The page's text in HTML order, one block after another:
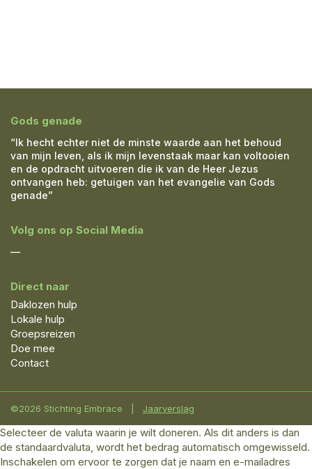
Gods genade
“Ik hecht echter niet de minste waarde aan het behoud
van mijn leven, als ik mijn levenstaak maar kan voltooien
en de opdracht uitvoeren die ik van de Heer Jezus
ontvangen heb: getuigen van het evangelie van Gods
genade”
Volg ons op Social Media
—
Direct naar
Daklozen hulp
Lokale hulp
Groepsreizen
Doe mee
Contact
©2026 Stichting Embrace Jaarverslag
Selecteer de valuta waarin je wilt doneren. Als dit anders is dan
de standaardvaluta, wordt het bedrag automatisch omgewisseld.
Inschakelen om ervoor te zorgen dat je naam en e-mailadres